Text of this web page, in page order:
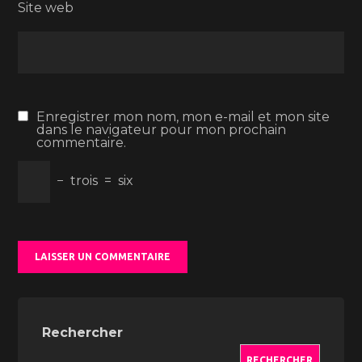
Site web
Enregistrer mon nom, mon e-mail et mon site
dans le navigateur pour mon prochain
commentaire.
− trois = six
Rechercher